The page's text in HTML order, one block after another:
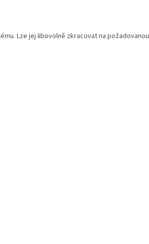
Lze jej libovolně zkracovat na požadovanou